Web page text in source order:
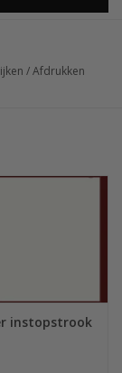
/Afdrukken
instopstrook